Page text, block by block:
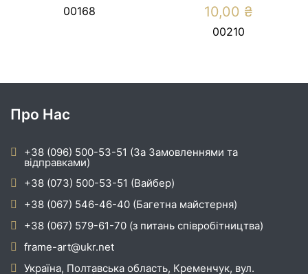
00168 10,00 ₴
00210
Про Нас
+38 (096) 500-53-51 (За Замовленнями та
відправками)
+38 (073) 500-53-51 (Вайбер)
+38 (067) 546-46-40 (Багетна майстерня)
+38 (067) 579-61-70 (з питань співробітництва)
frame-art@ukr.net
Україна, Полтавська область, Кременчук, вул.